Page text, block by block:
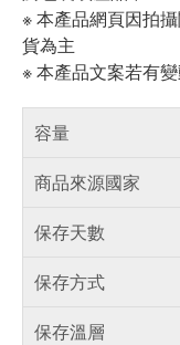
※ 本產品網頁因拍
貨為主
※ 本產品文案若有
容量
商品來源國家
保存天數
保存方式
保存溫層